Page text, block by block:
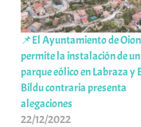
📌El Ayuntamiento de Oion
permite la instalación de un
parque eólico en Labraza y
Bildu contraria presenta
alegaciones
22/12/2022